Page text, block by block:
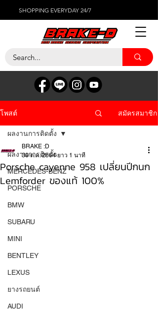
SHOPPING EVERYDAY 24/7
โพสต์ สมัครสมาชิก
ผลงานการติดตั้ง
MERCEDES-BENZ
PORSCHE
BMW
SUBARU
MINI
BENTLEY
LEXUS
ยางรถยนต์
AUDI
ผลงานการติดตั้ง
Porsche cayenne 958 เปลี่ยนปีกนก
Lemforder ของแท้ 100%
BRAKE :D
30 ต.ค. 2564 ยาว 1 นาที